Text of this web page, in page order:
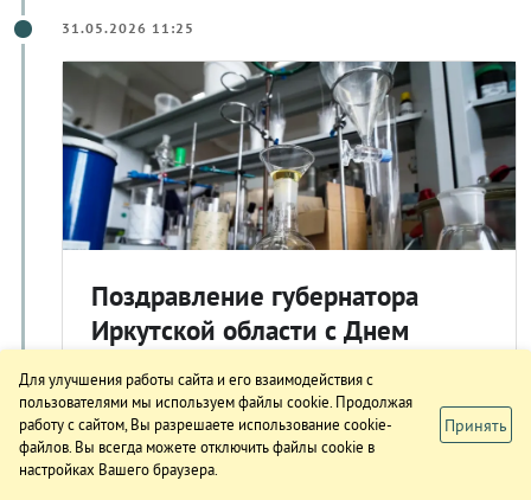
31.05.2026 11:25
Поздравление губернатора
Иркутской области с Днем
химика
Губернатор Иркутской области Игорь
Кобзев поздравил химиков с
профессиональным праздником. Его
отмечают в последнее воскресенье мая. Об
Для улучшения работы сайта и его взаимодействия с
пользователями мы используем файлы cookie. Продолжая
работу с сайтом, Вы разрешаете использование cookie-
файлов. Вы всегда можете отключить файлы cookie в
настройках Вашего браузера.
Принять